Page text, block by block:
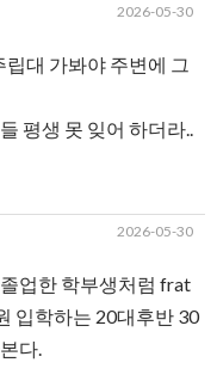
2026-05-30
대 가봐야 주변에 그
평생 못 잊어 하더라..
2026-05-30
업한 학부생처럼 frat
입학하는 20대후반 30
다.